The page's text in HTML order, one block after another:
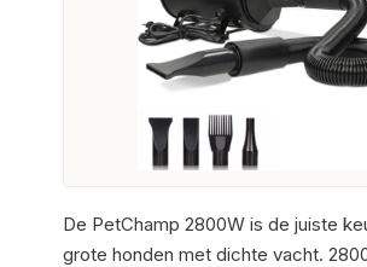
De PetChamp 2800W is de juiste
grote honden met dichte vacht.